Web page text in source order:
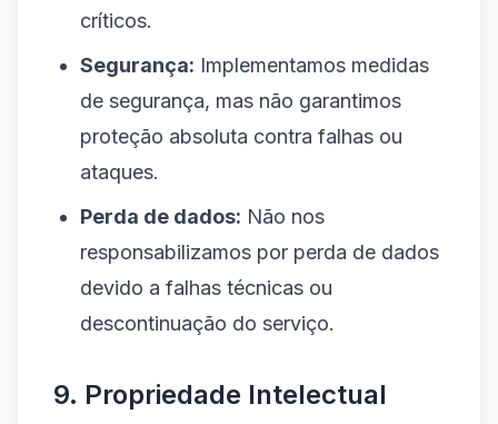
críticos.
Segurança: Implementamos medidas
de segurança, mas não garantimos
proteção absoluta contra falhas ou
ataques.
Perda de dados: Não nos
responsabilizamos por perda de dados
devido a falhas técnicas ou
descontinuação do serviço.
9. Propriedade Intelectual